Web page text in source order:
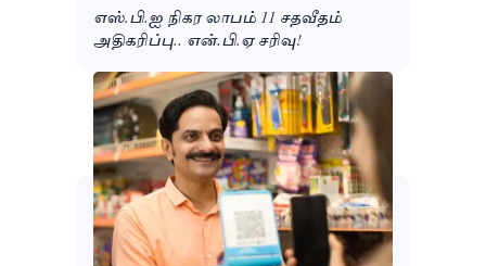
எஸ்.பி.ஐ நிகர லாபம் 11 சதவீதம்
அதிகரிப்பு.. என்.பி.ஏ சரிவு!